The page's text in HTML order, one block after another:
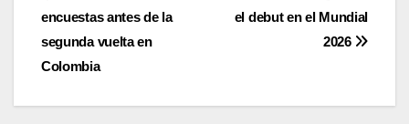
de
entradas
el debut en el Mundial
2026
encuestas antes de la
segunda vuelta en
Colombia